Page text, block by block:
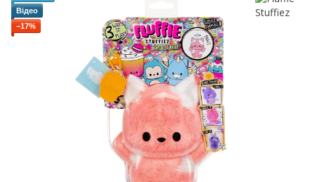
Відео
−17%